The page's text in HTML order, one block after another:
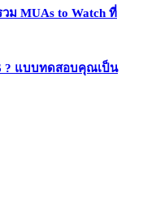
ม MUAs to Watch ที่
? แบบทดสอบคุณเป็น